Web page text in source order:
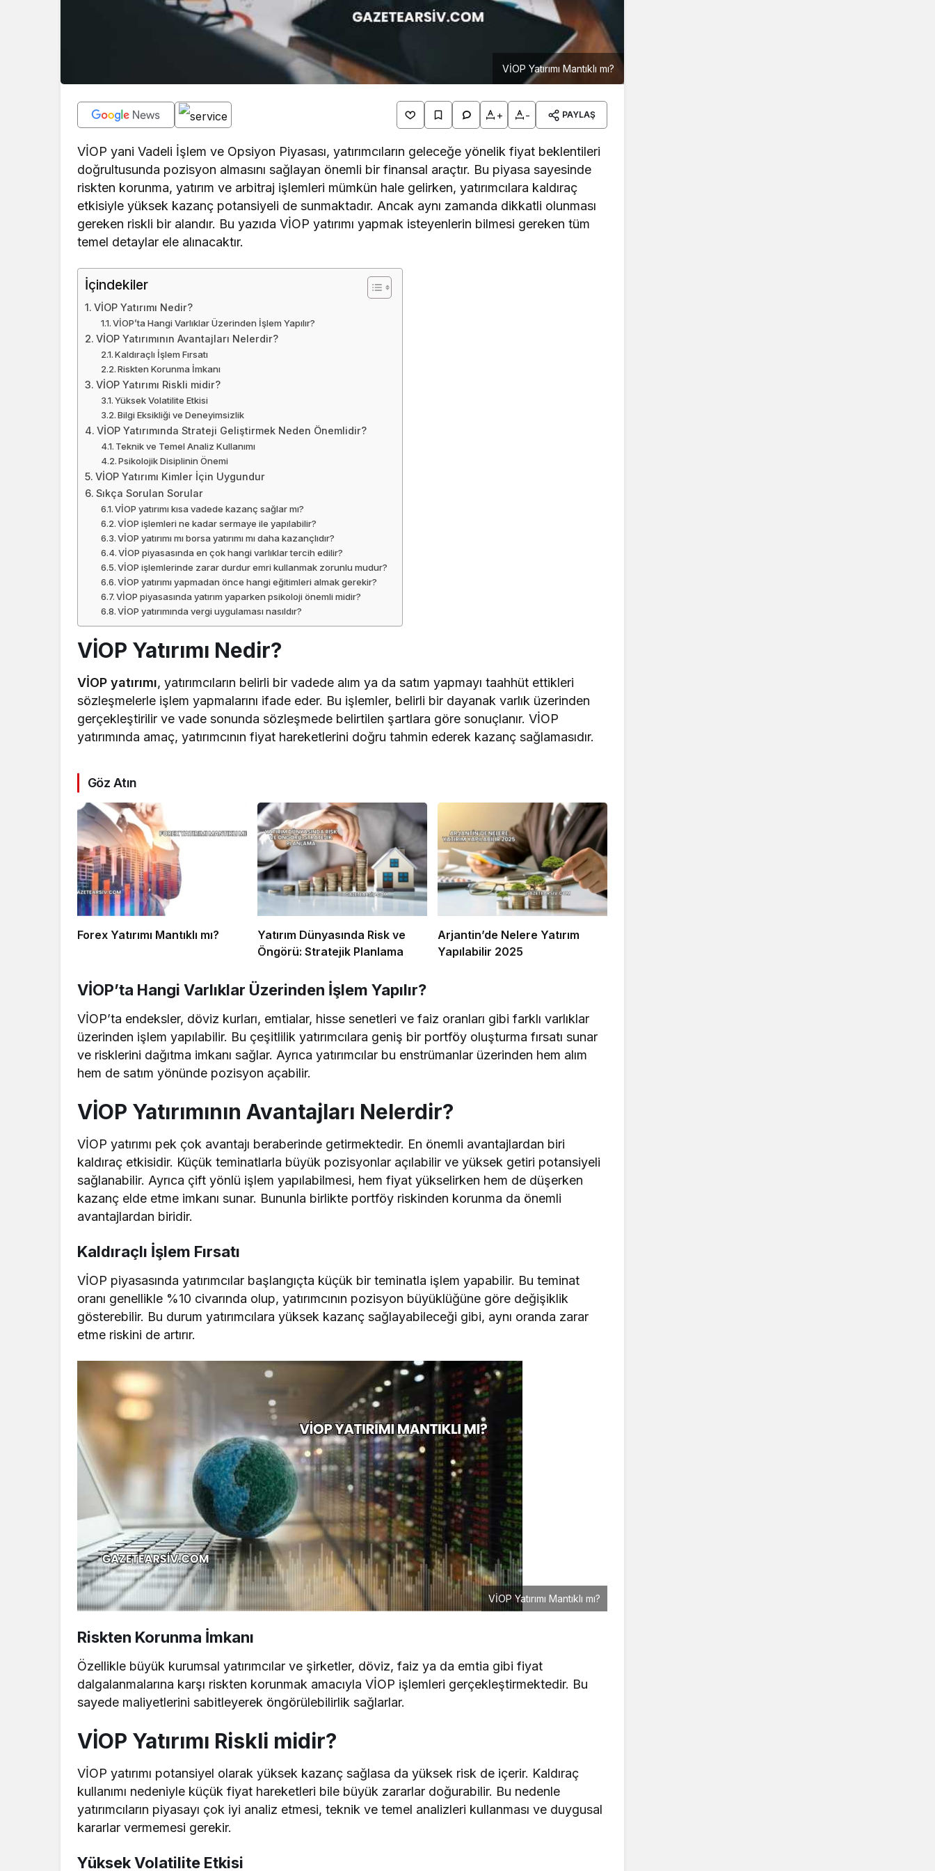
VİOP Yatırımı Mantıklı mı?
+ - PAYLAŞ
VİOP yani Vadeli İşlem ve Opsiyon Piyasası, yatırımcıların geleceğe yönelik fiyat beklentileri
doğrultusunda pozisyon almasını sağlayan önemli bir finansal araçtır. Bu piyasa sayesinde
riskten korunma, yatırım ve arbitraj işlemleri mümkün hale gelirken, yatırımcılara kaldıraç
etkisiyle yüksek kazanç potansiyeli de sunmaktadır. Ancak aynı zamanda dikkatli olunması
gereken riskli bir alandır. Bu yazıda VİOP yatırımı yapmak isteyenlerin bilmesi gereken tüm
temel detaylar ele alınacaktır.
İçindekiler
VİOP Yatırımı Nedir?
VİOP’ta Hangi Varlıklar Üzerinden İşlem Yapılır?
VİOP Yatırımının Avantajları Nelerdir?
Kaldıraçlı İşlem Fırsatı
Riskten Korunma İmkanı
VİOP Yatırımı Riskli midir?
Yüksek Volatilite Etkisi
Bilgi Eksikliği ve Deneyimsizlik
VİOP Yatırımında Strateji Geliştirmek Neden Önemlidir?
Teknik ve Temel Analiz Kullanımı
Psikolojik Disiplinin Önemi
VİOP Yatırımı Kimler İçin Uygundur
Sıkça Sorulan Sorular
VİOP yatırımı kısa vadede kazanç sağlar mı?
VİOP işlemleri ne kadar sermaye ile yapılabilir?
VİOP yatırımı mı borsa yatırımı mı daha kazançlıdır?
VİOP piyasasında en çok hangi varlıklar tercih edilir?
VİOP işlemlerinde zarar durdur emri kullanmak zorunlu mudur?
VİOP yatırımı yapmadan önce hangi eğitimleri almak gerekir?
VİOP piyasasında yatırım yaparken psikoloji önemli midir?
VİOP yatırımında vergi uygulaması nasıldır?
VİOP Yatırımı Nedir?
VİOP yatırımı, yatırımcıların belirli bir vadede alım ya da satım yapmayı taahhüt ettikleri
sözleşmelerle işlem yapmalarını ifade eder. Bu işlemler, belirli bir dayanak varlık üzerinden
gerçekleştirilir ve vade sonunda sözleşmede belirtilen şartlara göre sonuçlanır. VİOP
yatırımında amaç, yatırımcının fiyat hareketlerini doğru tahmin ederek kazanç sağlamasıdır.
Göz Atın
Forex Yatırımı Mantıklı mı?
Yatırım Dünyasında Risk ve
Öngörü: Stratejik Planlama
Arjantin’de Nelere Yatırım
Yapılabilir 2025
VİOP’ta Hangi Varlıklar Üzerinden İşlem Yapılır?
VİOP’ta endeksler, döviz kurları, emtialar, hisse senetleri ve faiz oranları gibi farklı varlıklar
üzerinden işlem yapılabilir. Bu çeşitlilik yatırımcılara geniş bir portföy oluşturma fırsatı sunar
ve risklerini dağıtma imkanı sağlar. Ayrıca yatırımcılar bu enstrümanlar üzerinden hem alım
hem de satım yönünde pozisyon açabilir.
VİOP Yatırımının Avantajları Nelerdir?
VİOP yatırımı pek çok avantajı beraberinde getirmektedir. En önemli avantajlardan biri
kaldıraç etkisidir. Küçük teminatlarla büyük pozisyonlar açılabilir ve yüksek getiri potansiyeli
sağlanabilir. Ayrıca çift yönlü işlem yapılabilmesi, hem fiyat yükselirken hem de düşerken
kazanç elde etme imkanı sunar. Bununla birlikte portföy riskinden korunma da önemli
avantajlardan biridir.
Kaldıraçlı İşlem Fırsatı
VİOP piyasasında yatırımcılar başlangıçta küçük bir teminatla işlem yapabilir. Bu teminat
oranı genellikle %10 civarında olup, yatırımcının pozisyon büyüklüğüne göre değişiklik
gösterebilir. Bu durum yatırımcılara yüksek kazanç sağlayabileceği gibi, aynı oranda zarar
etme riskini de artırır.
VİOP Yatırımı Mantıklı mı?
Riskten Korunma İmkanı
Özellikle büyük kurumsal yatırımcılar ve şirketler, döviz, faiz ya da emtia gibi fiyat
dalgalanmalarına karşı riskten korunmak amacıyla VİOP işlemleri gerçekleştirmektedir. Bu
sayede maliyetlerini sabitleyerek öngörülebilirlik sağlarlar.
VİOP Yatırımı Riskli midir?
VİOP yatırımı potansiyel olarak yüksek kazanç sağlasa da yüksek risk de içerir. Kaldıraç
kullanımı nedeniyle küçük fiyat hareketleri bile büyük zararlar doğurabilir. Bu nedenle
yatırımcıların piyasayı çok iyi analiz etmesi, teknik ve temel analizleri kullanması ve duygusal
kararlar vermemesi gerekir.
Yüksek Volatilite Etkisi